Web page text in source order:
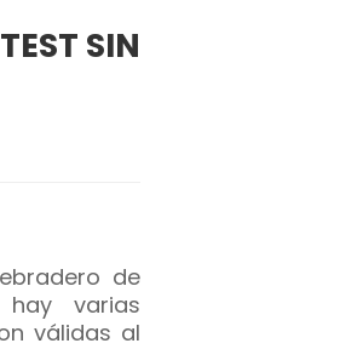
SIN
de
varias
válidas al